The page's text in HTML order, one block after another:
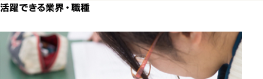
活躍できる業界・職種